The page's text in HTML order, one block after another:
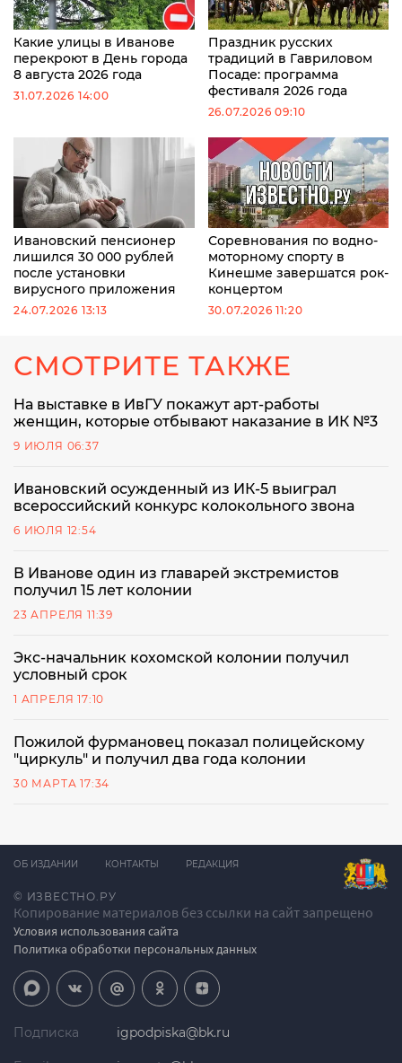
Какие улицы в Иванове
перекроют в День города
8 августа 2026 года
31.07.2026 14:00
Праздник русских
традиций в Гавриловом
Посаде: программа
фестиваля 2026 года
26.07.2026 09:10
Ивановский пенсионер
лишился 30 000 рублей
после установки
вирусного приложения
24.07.2026 13:13
Соревнования по водно-
моторному спорту в
Кинешме завершатся рок-
концертом
30.07.2026 11:20
СМОТРИТЕ ТАКЖЕ
На выставке в ИвГУ покажут арт-работы
женщин, которые отбывают наказание в ИК №3
9 ИЮЛЯ 06:37
Ивановский осужденный из ИК-5 выиграл
всероссийский конкурс колокольного звона
6 ИЮЛЯ 12:54
В Иванове один из главарей экстремистов
получил 15 лет колонии
23 АПРЕЛЯ 11:39
Экс-начальник кохомской колонии получил
условный срок
1 АПРЕЛЯ 17:10
Пожилой фурмановец показал полицейскому
"циркуль" и получил два года колонии
30 МАРТА 17:34
© ИЗВЕСТНО.РУ
Копирование материалов без ссылки на сайт запрещено
Условия использования сайта
Политика обработки персональных данных
ОБ ИЗДАНИИ КОНТАКТЫ РЕДАКЦИЯ
Подписка igpodpiska@bk.ru